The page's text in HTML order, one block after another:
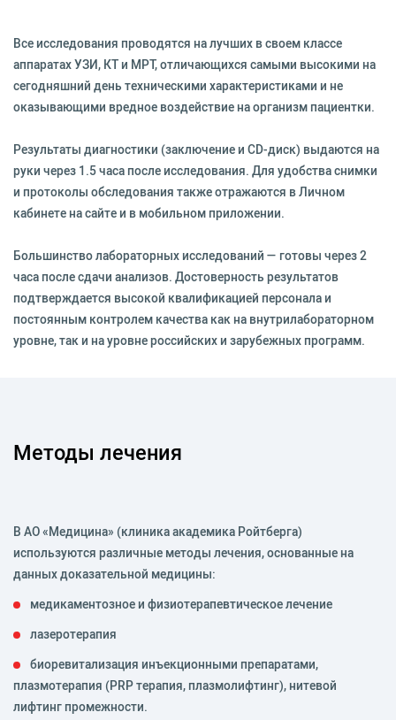
Все исследования проводятся на лучших в своем классе
аппаратах УЗИ, КТ и МРТ, отличающихся самыми высокими на
сегодняшний день техническими характеристиками и не
оказывающими вредное воздействие на организм пациентки.
Результаты диагностики (заключение и CD-диск) выдаются на
руки через 1.5 часа после исследования. Для удобства снимки
и протоколы обследования также отражаются в Личном
кабинете на сайте и в мобильном приложении.
Большинство лабораторных исследований — готовы через 2
часа после сдачи анализов. Достоверность результатов
подтверждается высокой квалификацией персонала и
постоянным контролем качества как на внутрилабораторном
уровне, так и на уровне российских и зарубежных программ.
Методы лечения
В АО «Медицина» (клиника академика Ройтберга)
используются различные методы лечения, основанные на
данных доказательной медицины:
медикаментозное и физиотерапевтическое лечение
лазеротерапия
биоревитализация инъекционными препаратами,
плазмотерапия (PRP терапия, плазмолифтинг), нитевой
лифтинг промежности.